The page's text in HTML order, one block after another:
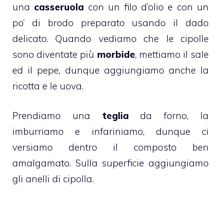
una casseruola con un filo d’olio e con un
po’ di brodo preparato usando il dado
delicato. Quando vediamo che le cipolle
sono diventate più morbide, mettiamo il sale
ed il pepe, dunque aggiungiamo anche la
ricotta e le uova.
Prendiamo una teglia da forno, la
imburriamo e infariniamo, dunque ci
versiamo dentro il composto ben
amalgamato. Sulla superficie aggiungiamo
gli anelli di cipolla.